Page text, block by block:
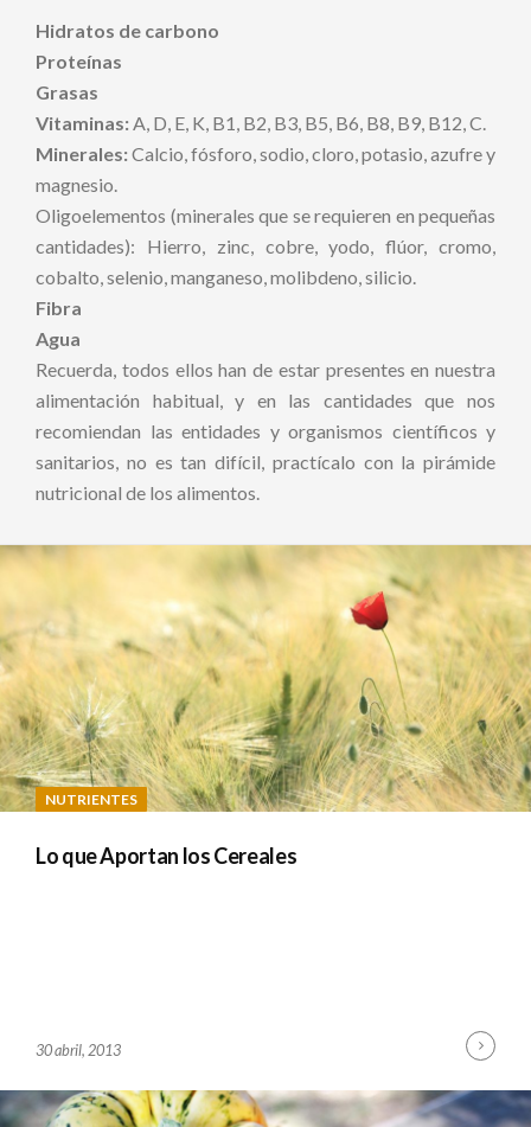
Hidratos de carbono
Proteínas
Grasas
Vitaminas:A, D, E, K, B1, B2, B3, B5, B6, B8, B9, B12, C.
Minerales:Calcio, fósforo, sodio, cloro, potasio, azufre y
magnesio.
Oligoelementos (minerales que se requieren en pequeñas
cantidades): Hierro, zinc, cobre, yodo, flúor, cromo,
cobalto, selenio, manganeso, molibdeno, silicio.
Fibra
Agua
Recuerda, todos ellos han de estar presentes en nuestra
alimentación habitual, y en las cantidades que nos
recomiendan las entidades y organismos científicos y
sanitarios, no es tan difícil, practícalo con la pirámide
nutricional de los alimentos.
NUTRIENTES
Lo que Aportan los Cereales
B
A
D
30 abril, 2013